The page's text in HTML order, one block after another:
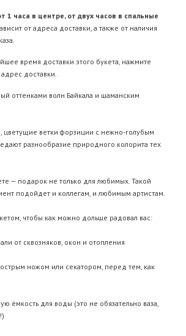
1 часа в центре, от двух часов в спальные
от адреса доставки, а также от наличия
время доставки этого букета, нажмите
доставки.
оттенками волн Байкала и шаманским
цветущие ветки форзиции с нежно-голубым
разнообразие природного колорита тех
— подарок не только для любимых. Такой
подойдет и коллегам, и любимым артистам.
чтобы как можно дольше радовал вас:
от сквозняков, окон и отопления
ножом или секатором, перед тем, как
ёмкость для воды (это не обязательно ваза,